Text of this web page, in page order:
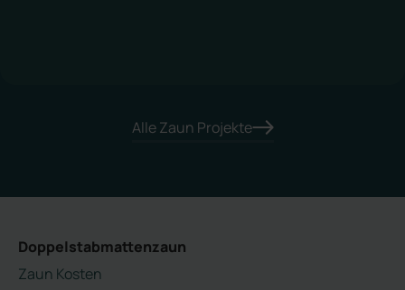
Alle Zaun Projekte
Doppelstabmattenzaun
Zaun Kosten